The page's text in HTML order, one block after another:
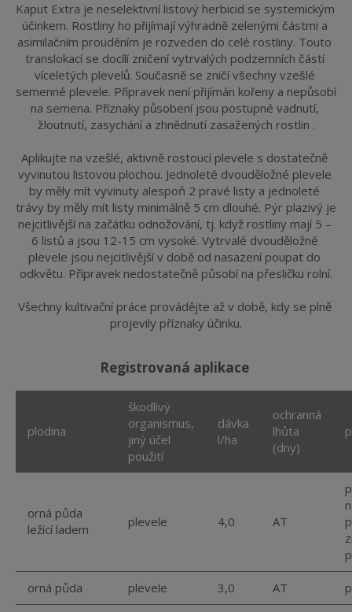
Kaput Extra je neselektivní listový herbicid se systemickým
účinkem. Rostliny ho přijímají výhradně zelenými částmi a
asimilačním prouděním je rozveden do celé rostliny. Touto
translokací se docílí zničení vytrvalých podzemních částí
víceletých plevelů. Současně se zničí všechny vzešlé
semenné plevele. Přípravek není přijímán kořeny a nepůsobí
na semena. Příznaky působení jsou postupné vadnutí,
žloutnutí, zasychání a zhnědnutí zasažených rostlin .
Aplikujte na vzešlé, aktivně rostoucí plevele s dostatečně
vyvinutou listovou plochou. Jednoleté dvouděložné plevele
by měly mít vyvinuty alespoň 2 pravé listy a jednoleté
trávy by měly mít listy minimálně 5 cm dlouhé. Pýr plazivý je
nejcitlivější na začátku odnožování, tj. když rostliny mají 5 –
6 listů a jsou 12-15 cm vysoké. Vytrvalé dvouděložné
plevele jsou nejcitlivější v době od nasazení poupat do
odkvětu. Přípravek nedostatečně působí na přesličku rolní.
Všechny kultivační práce provádějte až v době, kdy se plně
projevily příznaky účinku.
registrovaná aplikace
plodina
škodlivý
organismus,
jiný účel
použití
dávka
l/ha
ochranná
lhůta
(dny)
orná půda
ležící ladem
plevele 4,0 AT
orná půda plevele 3,0 AT